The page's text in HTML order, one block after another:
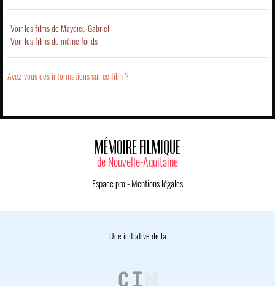
Voir les films de Maydieu Gabriel
Voir les films du même fonds
Avez-vous des informations sur ce film ?
MÉMOIRE FILMIQUE
de Nouvelle-Aquitaine
Espace pro- Mentions légales
Une initiative de la